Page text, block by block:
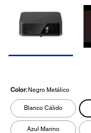
Color:Negro Metálico
Blanco Cálido
Azul Marino